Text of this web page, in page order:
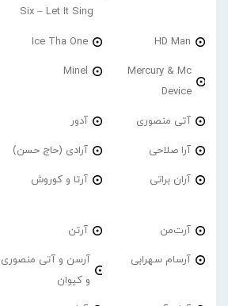
Six – Let It Sing
HD Man
Ice Tha One
Mercury & Mc
Device
Minel
آتی منصوری آدور
آرا صلاحی آرادی (حاج حسن)
آران براتی آرتا و کوروش
آرت‌من آرتن
آرسام سهرابی
آرسن و آتی منصوری
و کیوان